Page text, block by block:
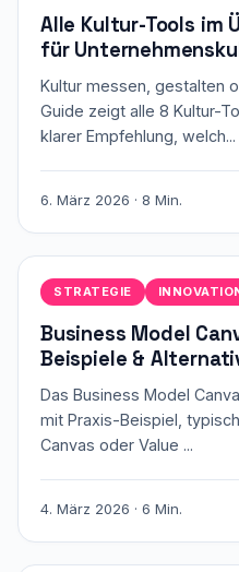
Alle Kultur-Tools im
für
Kultur messen, gestalten
Guide zeigt alle 8 Kultur-
klarer Empfehlung, welch...
6. März 2026 · 8 Min.
STRATEGIE
Business Model
Beispiele &
Das Business Model
mit Praxis-Beispiel,
Canvas oder Value ...
4. März 2026 · 6 Min.